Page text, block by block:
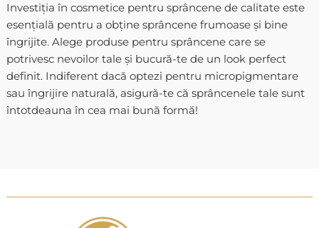
Investiția în cosmetice pentru sprâncene de calitate este
esențială pentru a obține sprâncene frumoase și bine
îngrijite. Alege produse pentru sprâncene care se
potrivesc nevoilor tale și bucură-te de un look perfect
definit. Indiferent dacă optezi pentru micropigmentare
sau îngrijire naturală, asigură-te că sprâncenele tale sunt
întotdeauna în cea mai bună formă!